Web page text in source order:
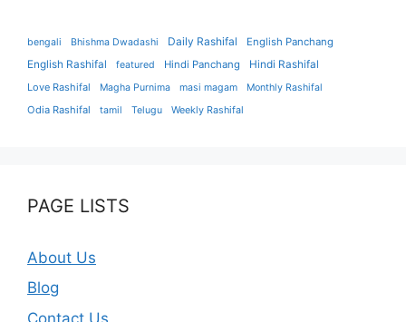
bengali Bhishma Dwadashi Daily Rashifal
English Panchang
English Rashifal
featured Hindi Panchang
Hindi Rashifal
Love Rashifal
Magha Purnima masi magam Monthly Rashifal
Odia Rashifal tamil Telugu Weekly Rashifal
PAGE LISTS
About Us
Blog
Contact Us